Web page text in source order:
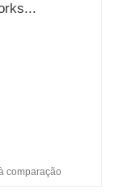
comparação